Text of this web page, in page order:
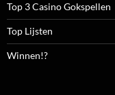
Top 3 Casino Gokspellen
Top Lijsten
Winnen!?